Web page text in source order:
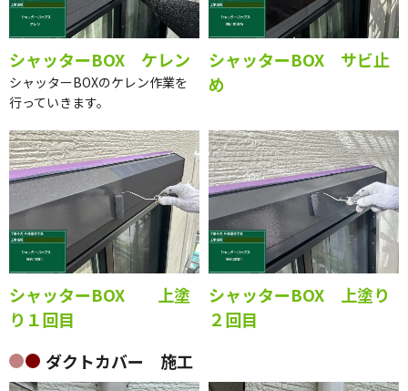
シャッターBOX ケレン
シャッターBOXのケレン作業を
行っていきます。
シャッターBOX サビ止
め
シャッターBOX 上塗
り１回目
シャッターBOX 上塗り
２回目
ダクトカバー 施工